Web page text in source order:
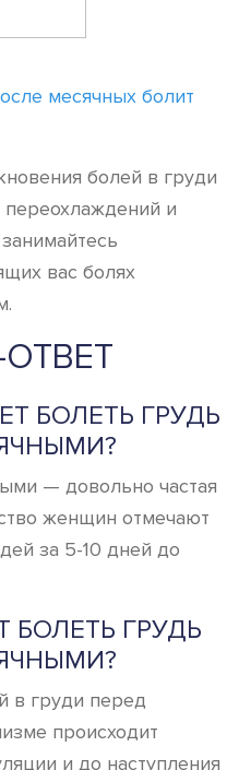
месячных болит
болей в груди
и
вас болях
БОЛЕТЬ ГРУДЬ
— довольно частая
женщин отмечают
за 5-10 дней до
БОЛЕТЬ ГРУДЬ
в груди перед
происходит
и до наступления